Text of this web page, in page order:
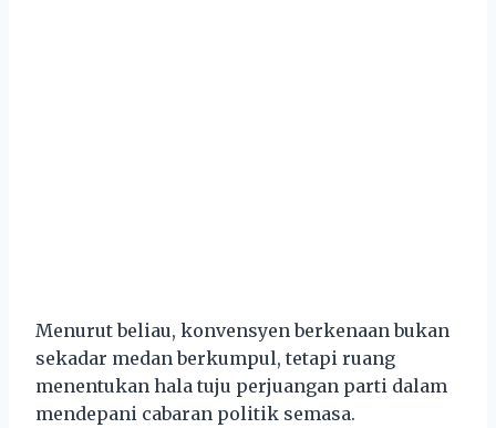
Menurut beliau, konvensyen berkenaan bukan
sekadar medan berkumpul, tetapi ruang
menentukan hala tuju perjuangan parti dalam
mendepani cabaran politik semasa.